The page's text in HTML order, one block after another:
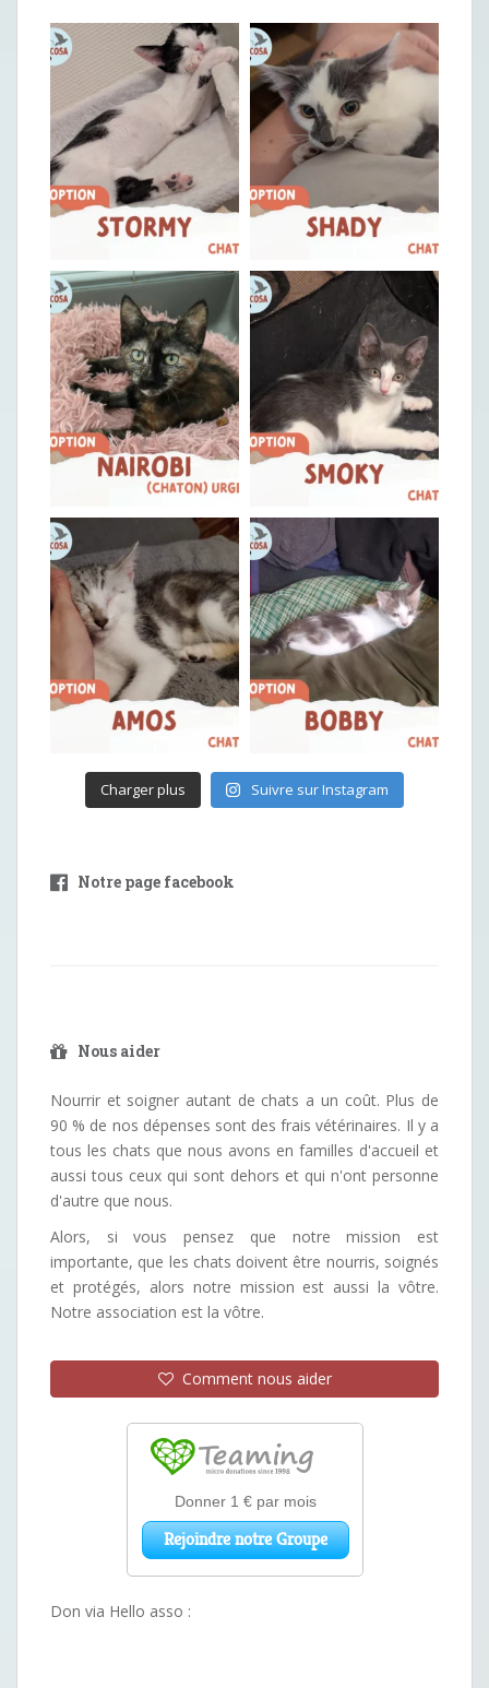
Charger plus Suivre sur Instagram
Notre page facebook
Nous aider
Nourrir et soigner autant de chats a un coût. Plus de
90 % de nos dépenses sont des frais vétérinaires. Il y a
tous les chats que nous avons en familles d'accueil et
aussi tous ceux qui sont dehors et qui n'ont personne
d'autre que nous.
Alors, si vous pensez que notre mission est
importante, que les chats doivent être nourris, soignés
et protégés, alors notre mission est aussi la vôtre.
Notre association est la vôtre.
Comment nous aider
Don via Hello asso :